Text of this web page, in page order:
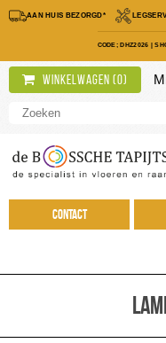
AAN HUIS BEZORGD*
CODE; DHZ2026 |
Winkelwagen (0)
Contact